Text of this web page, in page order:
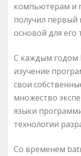
компьютерам и
получил
основой для его
С каждым годом
изучение
свои
множество
языки
технологии
Со временем